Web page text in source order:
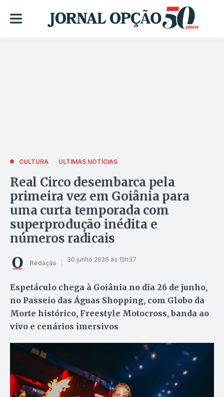
CULTURA ÚLTIMAS NOTÍCIAS
Real Circo desembarca pela
primeira vez em Goiânia para
uma curta temporada com
superprodução inédita e
números radicais
Redação 30 junho 2026 às 15h37
Espetáculo chega à Goiânia no dia 26 de junho,
no Passeio das Águas Shopping, com Globo da
Morte histórico, Freestyle Motocross, banda ao
vivo e cenários imersivos